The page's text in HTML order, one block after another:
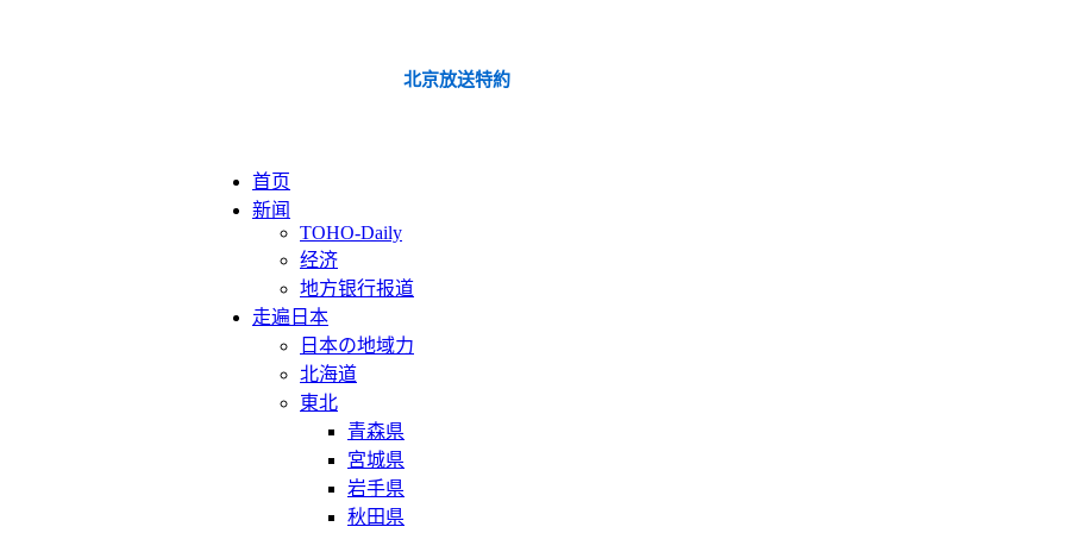
北京放送特約
首页
新闻
TOHO-Daily
经济
地方银行报道
走遍日本
日本の地域力
北海道
東北
青森県
宮城県
岩手県
秋田県